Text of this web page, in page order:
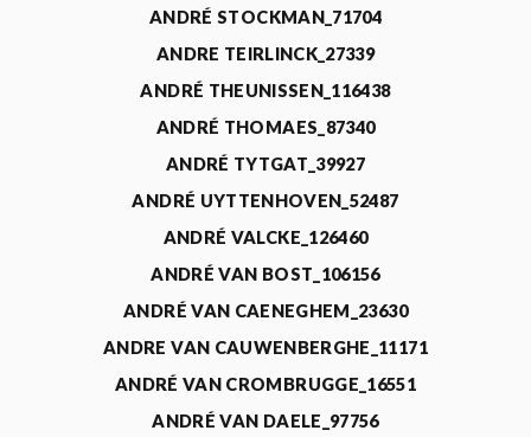
ANDRÉ STOCKMAN_71704
ANDRE TEIRLINCK_27339
ANDRÉ THEUNISSEN_116438
ANDRÉ THOMAES_87340
ANDRÉ TYTGAT_39927
ANDRÉ UYTTENHOVEN_52487
ANDRÉ VALCKE_126460
ANDRÉ VAN BOST_106156
ANDRÉ VAN CAENEGHEM_23630
ANDRE VAN CAUWENBERGHE_11171
ANDRÉ VAN CROMBRUGGE_16551
ANDRÉ VAN DAELE_97756